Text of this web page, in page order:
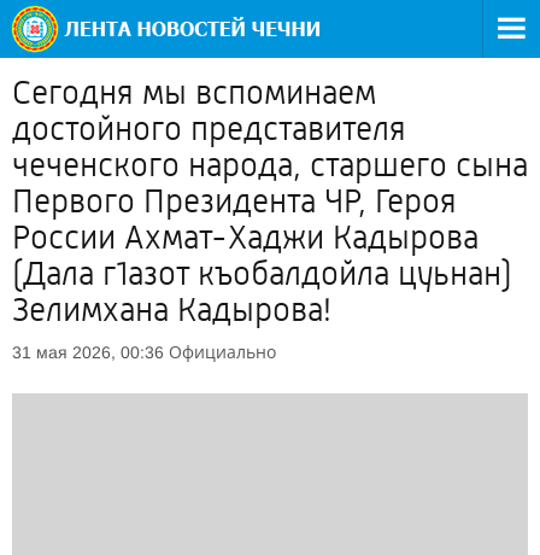
Сегодня мы вспоминаем
достойного представителя
чеченского народа, старшего сына
Первого Президента ЧР, Героя
России Ахмат-Хаджи Кадырова
(Дала г1азот къобалдойла цуьнан)
Зелимхана Кадырова!
31 мая 2026, 00:36 Официально